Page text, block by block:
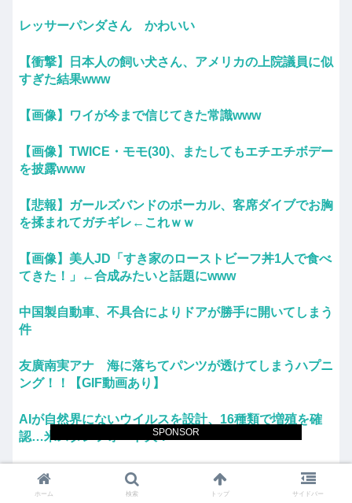
SPONSOR
レッサーパンダさん かわいい
【衝撃】日本人の飼い犬さん、アメリカの上院議員に似
すぎた結果www
【画像】ワイが今まで信じてきた常識www
【画像】TWICE・モモ(30)、またしてもエチエチボデー
を披露www
【悲報】ガールズバンドのボーカル、客席ダイブでお胸
を揉まれてガチギレ←これｗｗ
【画像】美人JD「すき家のローストビーフ丼1人で食べ
てきた！」←合成みたいと話題にwww
中国製自動車、不具合によりドアが勝手に開いてしまう
件
友廣南実アナ 海に落ちてパンツが透けてしまうハプニ
ング！！【GIF動画あり】
AIが自然界にないウイルスを設計、16種類で増殖を確
認…米スタンフォード大！
「平和を願う女子児童を警察が取り押さえて移動させ
た」と市民団体が告発、「児童……どこ？」とガチで...
ホーム 検索 トップ サイドバー